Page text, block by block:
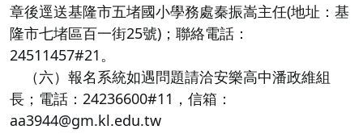
章後逕送基隆市五堵國小學務處秦振嵩主任(地址：基
隆市七堵區百一街25號)；聯絡電話：
24511457#21。
（六）報名系統如遇問題請洽安樂高中潘政維組
長；電話：24236600#11，信箱：
aa3944@gm.kl.edu.tw